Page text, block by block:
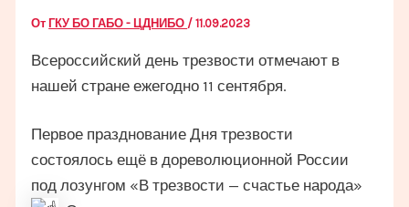
ОтГКУ БО ГАБО - ЦДНИБО /11.09.2023
Всероссийский день трезвости отмечают в
нашей стране ежегодно 11 сентября.
Первое празднование Дня трезвости
состоялось ещё в дореволюционной России
под лозунгом «В трезвости — счастье народа»